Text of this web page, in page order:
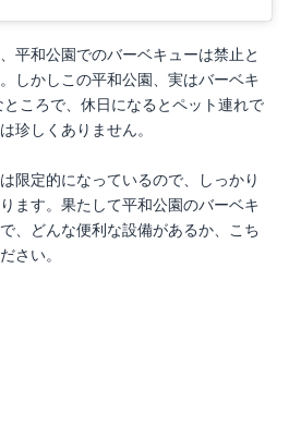
平和公園でのバーベキューは禁止と
しかしこの平和公園、実はバーベキ
ところで、休日になるとペット連れで
珍しくありません。
限定的になっているので、しっかり
ます。果たして平和公園のバーベキ
、どんな便利な設備があるか、こち
さい。